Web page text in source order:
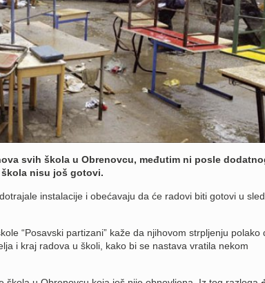
svih škola u Obrenovcu, međutim ni posle
nisu još gotovi.
instalacije i obećavaju da će radovi biti gotovi u
“Posavski partizani” kaže da njihovom strpljenju polako
i kraj radova u školi, kako bi se nastava vratila nekom